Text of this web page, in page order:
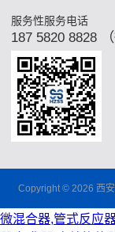
服务性服务电话
187 5820 8828
Copyright © 2026 西
微混合器,管式反应